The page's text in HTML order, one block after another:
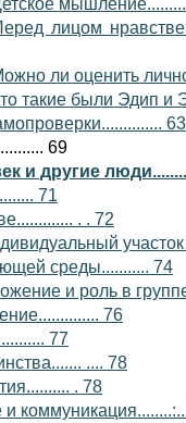
лицом
ли оценить
такие были Эдип и
63
69
и другие
71
. . 72
участок
среды........... 74
и роль в
76
77
.... 78
. 78